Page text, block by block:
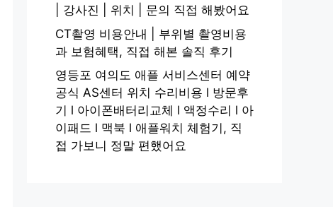
| 강사진 | 위치 | 문의 직접 해봤어요
CT촬영 비용안내 | 부위별 촬영비용
과 보험혜택, 직접 해본 솔직 후기
영등포 여의도 애플 서비스센터 예약
공식 AS센터 위치 수리비용 l 방문후
기 l 아이폰배터리교체 l 액정수리 l 아
이패드 l 맥북 l 애플워치 체험기, 직
접 가보니 정말 편했어요